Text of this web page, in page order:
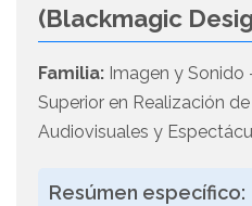
(Blackmagic
Familia: Imagen y Sonido
Superior en Realización
Audiovisuales y
Resúmen específico: